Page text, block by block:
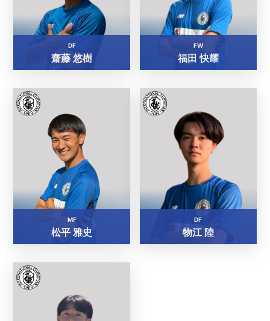
DF
齋藤 悠樹
FW
福田 快耀
MF
松平 雅史
DF
物江 陸